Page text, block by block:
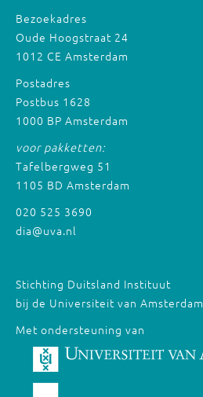
Bezoekadres
Oude Hoogstraat 24
1012 CE Amsterdam
Postadres
Postbus 1628
1000 BP Amsterdam
voor pakketten:
Tafelbergweg 51
1105 BD Amsterdam
020 525 3690
dia@uva.nl
Stichting Duitsland Instituut
bij de Universiteit van Amsterdam
Met ondersteuning van